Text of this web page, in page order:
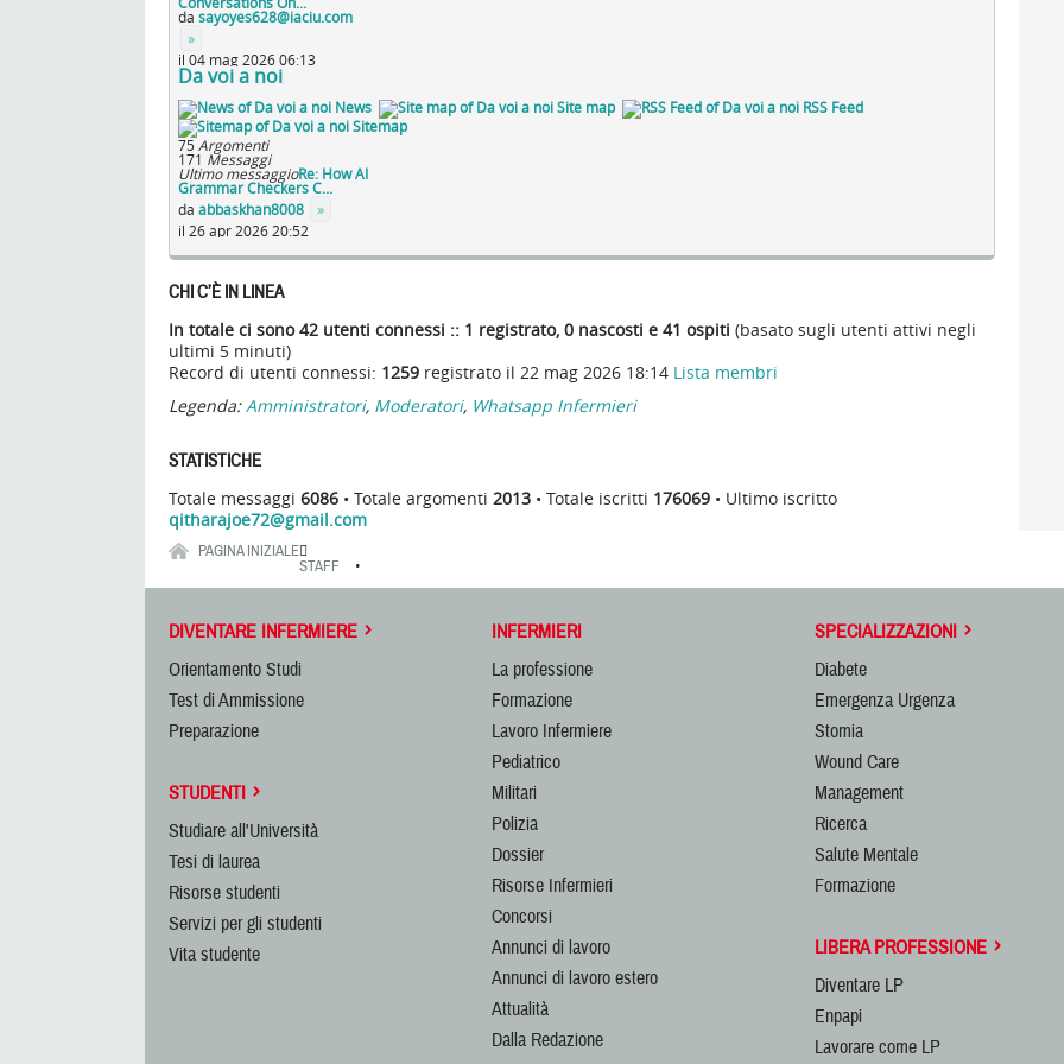
da sayoyes628@iaciu.com
»
il 04 mag 2026 06:13
Da voi a noi
News Site map
RSS Feed
Sitemap
75 Argomenti
171 Messaggi
Ultimo messaggioRe: How AI
Grammar Checkers C…
da abbaskhan8008
»
il 26 apr 2026 20:52
CHI C’È IN LINEA
In totale ci sono42 utenti connessi :: 1 registrato, 0 nascosti e 41 ospiti (basato sugli utenti attivi negli
ultimi 5 minuti)
Record di utenti connessi: 1259 registrato il 22 mag 2026 18:14 Lista membri
Legenda:Amministratori, Moderatori, Whatsapp Infermieri
STATISTICHE
Totale messaggi 6086 • Totale argomenti 2013 • Totale iscritti 176069 • Ultimo iscritto
qitharajoe72@gmail.com
PAGINA INIZIALE
STAFF
•
DIVENTARE INFERMIERE
Orientamento Studi
Test di Ammissione
Preparazione
STUDENTI
Studiare all'Università
Tesi di laurea
Risorse studenti
Servizi per gli studenti
Vita studente
INFERMIERI
La professione
Formazione
Lavoro Infermiere
Pediatrico
Militari
Polizia
Dossier
Risorse Infermieri
Concorsi
Annunci di lavoro
Annunci di lavoro estero
Attualità
Dalla Redazione
SPECIALIZZAZIONI
Diabete
Emergenza Urgenza
Stomia
Wound Care
Management
Ricerca
Salute Mentale
Formazione
LIBERA PROFESSIONE
Diventare LP
Enpapi
Lavorare come LP